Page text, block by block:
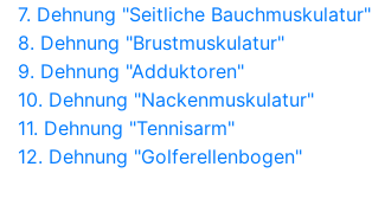
7. Dehnung "Seitliche Bauchmuskulatur"
8. Dehnung "Brustmuskulatur"
9. Dehnung "Adduktoren"
10. Dehnung "Nackenmuskulatur"
11. Dehnung "Tennisarm"
12. Dehnung "Golferellenbogen"